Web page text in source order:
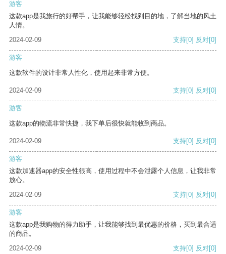
游客
这款app是我旅行的好帮手，让我能够轻松找到目的地，了解当地的风土
人情。
2024-02-09
支持[0] 反对[0]
游客
这款软件的设计非常人性化，使用起来非常方便。
2024-02-09 支持[0] 反对[0]
游客
这款app的物流非常快捷，我下单后很快就能收到商品。
2024-02-09 支持[0] 反对[0]
游客
这款加速器app的安全性很高，使用过程中不会泄露个人信息，让我非常
放心。
2024-02-09
支持[0] 反对[0]
游客
这款app是我购物的得力助手，让我能够找到最优惠的价格，买到最合适
的商品。
2024-02-09
支持[0] 反对[0]